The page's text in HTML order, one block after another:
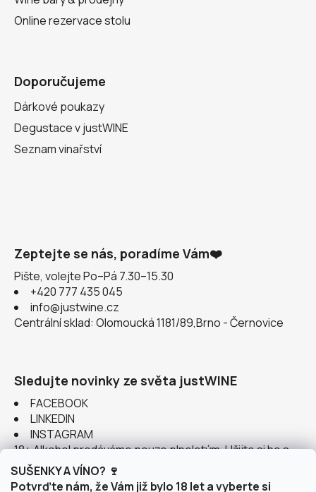
SUŠENKY A VÍNO? 🍷
Potvrďte nám, že Vám již bylo 18 let a vyberte si
Online rezervace stolu
Doporučujeme
Dárkové poukazy
Degustace v justWINE
Seznam vinařství
Zeptejte se nás, poradíme Vám❤️
Pište, volejte Po–Pá 7.30–15.30
+420 777 435 045
info@justwine.cz
Centrální sklad: Olomoucká 1181/89,Brno - Černovice
Sledujte novinky ze světa justWINE
FACEBOOK
LINKEDIN
INSTAGRAM
18+ Alkohol prodáváme pouze plnoletým. Užijte si ho s
rozumem.